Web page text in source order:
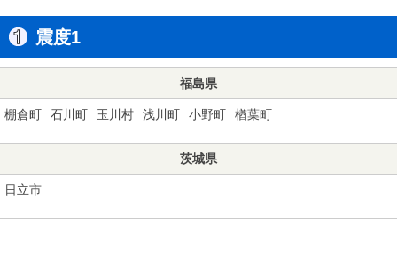
震度1
福島県
棚倉町 石川町 玉川村 浅川町 小野町 楢葉町
茨城県
日立市